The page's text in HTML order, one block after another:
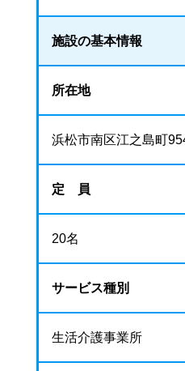
施設の基本情報
所在地
浜松市南区江之島町
定 員
20名
サービス種別
生活介護事業所